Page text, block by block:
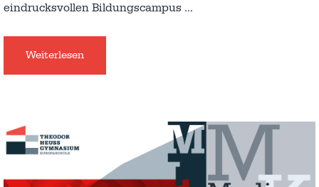
eindrucksvollen Bildungscampus …
Weiterlesen